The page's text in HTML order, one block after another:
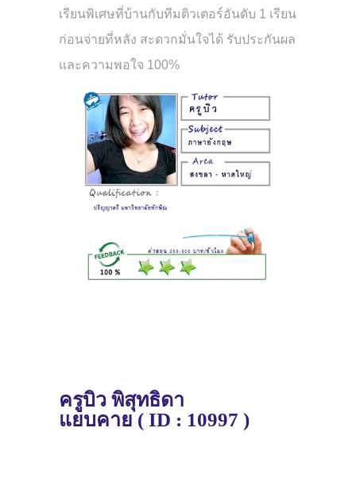
เรียนพิเศษที่บ้านกับทีมติวเตอร์อันดับ 1 เรียน
ก่อนจ่ายที่หลัง สะดวกมั่นใจได้ รับประกันผล
และความพอใจ 100%
ครูบิว พิสุทธิดา
แยบคาย( ID : 10997 )